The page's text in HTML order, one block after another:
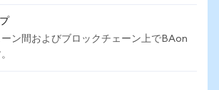
ン間およびブロックチェーン上でBAon